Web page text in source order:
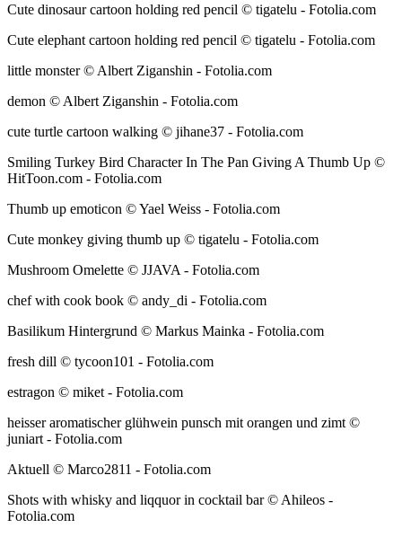
Cute dinosaur cartoon holding red pencil © tigatelu - Fotolia.com
Cute elephant cartoon holding red pencil © tigatelu - Fotolia.com
little monster © Albert Ziganshin - Fotolia.com
demon © Albert Ziganshin - Fotolia.com
cute turtle cartoon walking © jihane37 - Fotolia.com
Smiling Turkey Bird Character In The Pan Giving A Thumb Up ©
HitToon.com - Fotolia.com
Thumb up emoticon © Yael Weiss - Fotolia.com
Cute monkey giving thumb up © tigatelu - Fotolia.com
Mushroom Omelette © JJAVA - Fotolia.com
chef with cook book © andy_di - Fotolia.com
Basilikum Hintergrund © Markus Mainka - Fotolia.com
fresh dill © tycoon101 - Fotolia.com
estragon © miket - Fotolia.com
heisser aromatischer glühwein punsch mit orangen und zimt ©
juniart - Fotolia.com
Aktuell © Marco2811 - Fotolia.com
Shots with whisky and liqquor in cocktail bar © Ahileos -
Fotolia.com